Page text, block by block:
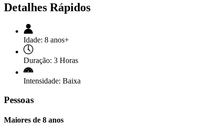
Detalhes Rápidos
Idade: 8 anos+
Duração: 3 Horas
Intensidade: Baixa
Pessoas
Maiores de 8 anos